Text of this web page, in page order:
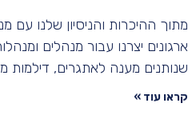
מתוך ההיכרות והניסיון שלנו עם
שנותנים מענה לאתגרים, דילמות
קראו עוד »